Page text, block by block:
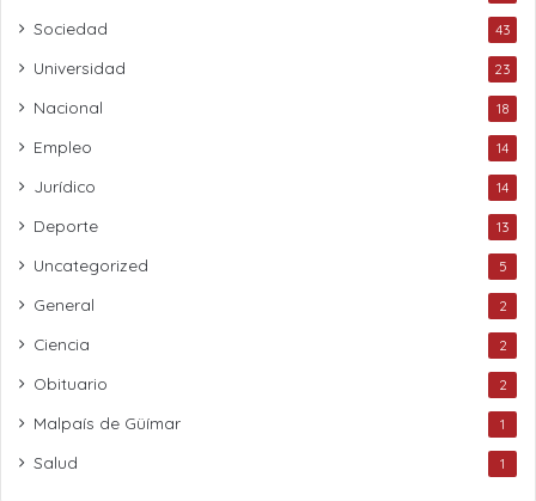
Sociedad 43
Universidad 23
Nacional 18
Empleo 14
Jurídico 14
Deporte 13
Uncategorized 5
General 2
Ciencia 2
Obituario 2
Malpaís de Güímar 1
Salud 1